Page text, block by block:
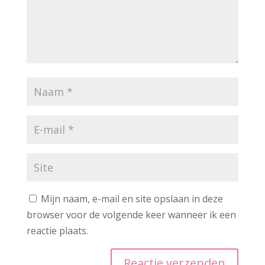
Mijn naam, e-mail en site opslaan in deze
browser voor de volgende keer wanneer ik een
reactie plaats.